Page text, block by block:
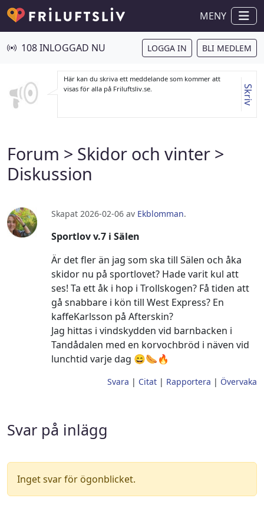
MENY
108 INLOGGAD NU LOGGA IN BLI MEDLEM
Här kan du skriva ett meddelande som kommer att
visas för alla på Friluftsliv.se.
Skriv
Forum > Skidor och vinter >
Diskussion
Skapat 2026-02-06 av Ekblomman.
Sportlov v.7 i Sälen
Är det fler än jag som ska till Sälen och åka
skidor nu på sportlovet? Hade varit kul att
ses! Ta ett åk i hop i Trollskogen? Få tiden att
gå snabbare i kön till West Express? En
kaffeKarlsson på Afterskin?
Jag hittas i vindskydden vid barnbacken i
Tandådalen med en korvochbröd i näven vid
lunchtid varje dag 😄🌭🔥
Svara | Citat| Rapportera | Övervaka
Svar på inlägg
Inget svar för ögonblicket.